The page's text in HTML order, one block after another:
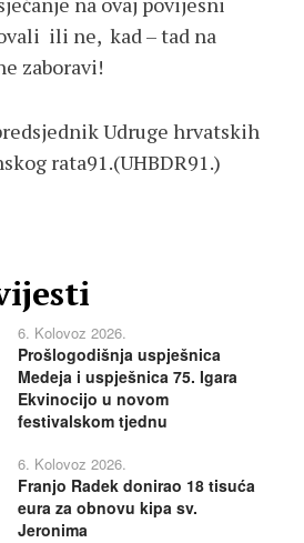
ili ne, kad – tad na
zaboravi!
Udruge hrvatskih
rata91.(UHBDR91.)
6. Kolovoz 2026.
Prošlogodišnja uspješnica
Medeja i uspješnica 75. Igara
Ekvinocijo u novom
festivalskom tjednu
6. Kolovoz 2026.
Franjo Radek donirao 18 tisuća
eura za obnovu kipa sv.
Jeronima